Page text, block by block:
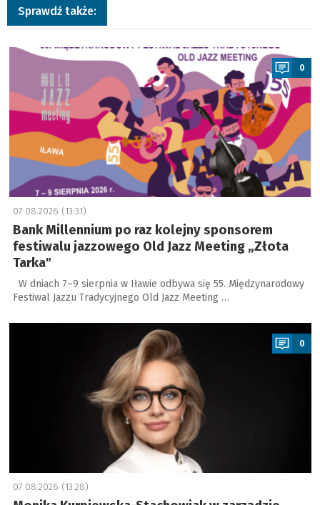
Sprawdź także:
a
0
07.08.2026 (13:31)
Bank Millennium po raz kolejny sponsorem
festiwalu jazzowego Old Jazz Meeting „Złota
Tarka"
W dniach 7–9 sierpnia w Iławie odbywa się 55. Międzynarodowy
Festiwal Jazzu Tradycyjnego Old Jazz Meeting …
a
0
07.08.2026 (13:28)